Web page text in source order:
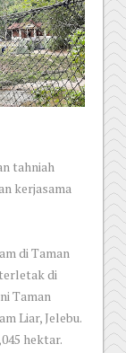
tahniah
kerjasama
di Taman
terletak di
Taman
Liar, Jelebu.
hektar.